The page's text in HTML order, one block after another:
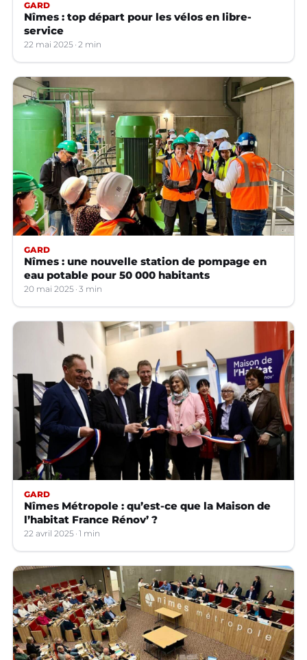
GARD
Nîmes : top départ pour les vélos en libre-
service
22 mai 2025 2 min
GARD
Nîmes : une nouvelle station de pompage en
eau potable pour 50 000 habitants
20 mai 2025 3 min
GARD
Nîmes Métropole : qu’est-ce que la Maison de
l’habitat France Rénov’ ?
22 avril 2025 1 min